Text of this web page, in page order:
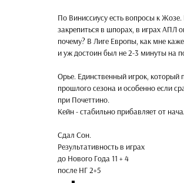
По Виниссиусу есть вопросы к
закрепиться в шпорах, в играх АПЛ
почему? В Лиге Европы, как мне
и уж достоин был не 2-3 минуты на
Орье. Единственный игрок, который
прошлого сезона и особенно если
при Почеттино.
Кейн - стабильно прибавляет от
Сдал Сон.
Результативность в играх
до Нового Года 11 + 4
после НГ 2+5